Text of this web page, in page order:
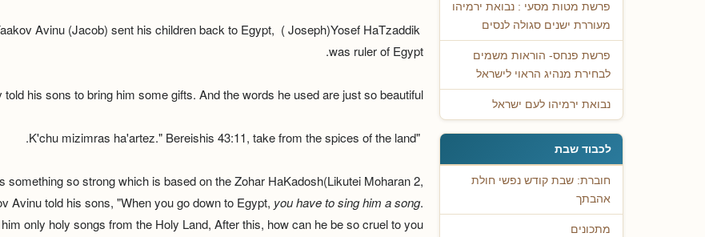
פרשת מטות מסעי : נבואת ירמיהו
מעוררת ישנים סגולה לנסים
פרשת פנחס- הוראות משמים
לבחירת מנהיג הראוי לישראל
נבואת ירמיהו לעם ישראל
לכבוד שבת
חוברת: שבת קודש נפשי חולת
אהבתך
מתכונים
Avinu (Jacob) sent his children back to Egypt, ( Joseph)Yosef HaTzaddik
was ruler of Egypt.
told his sons to bring him some gifts. And the words he used are just so beautiful,
"K'chu mizimras ha'artez." Bereishis 43:11, take from the spices of the land.
something so strong which is based on the Zohar HaKadosh(Likutei Moharan 2,
Avinu told his sons, "When you go down to Egypt, you have to sing him a song.
only holy songs from the Holy Land, After this, how can he be so cruel to you?"